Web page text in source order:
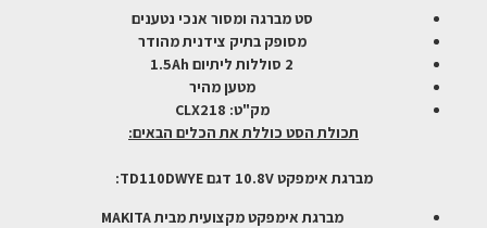
סט מברגה ומסור אנכי נטענים
מסופק בתיק צידנית מהודר
2 סוללות ליתיום 1.5Ah
מטען מהיר
מק"ט: CLX218
תכולת הסט כוללת את הכלים הבאים:
מברגת אימפקט 10.8V דגם TD110DWYE:
מברגת אימפקט מקצועית מבית MAKITA